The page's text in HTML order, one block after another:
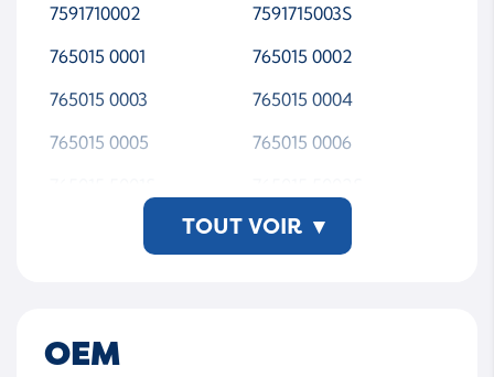
7591710002
7591715003S
765015 0001
765015 0002
765015 0003
765015 0004
765015 0005
765015 0006
765015 5004S
765015-0002
TOUT VOIR ▾
OEM